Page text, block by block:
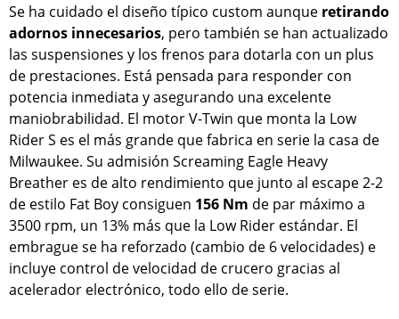
Se ha cuidado el diseño típico custom aunque retirando
adornos innecesarios, pero también se han actualizado
las suspensiones y los frenos para dotarla con un plus
de prestaciones. Está pensada para responder con
potencia inmediata y asegurando una excelente
maniobrabilidad. El motor V-Twin que monta la Low
Rider S es el más grande que fabrica en serie la casa de
Milwaukee. Su admisión Screaming Eagle Heavy
Breather es de alto rendimiento que junto al escape 2-2
de estilo Fat Boy consiguen 156 Nm de par máximo a
3500 rpm, un 13% más que la Low Rider estándar. El
embrague se ha reforzado (cambio de 6 velocidades) e
incluye control de velocidad de crucero gracias al
acelerador electrónico, todo ello de serie.